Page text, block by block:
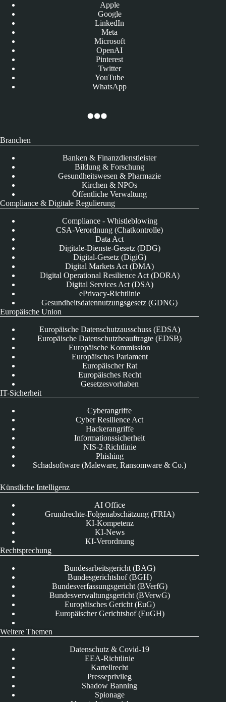
Apple
Google
LinkedIn
Meta
Microsoft
OpenAI
Pinterest
Twitter
YouTube
WhatsApp
Branchen
Banken & Finanzdienstleister
Bildung & Forschung
Gesundheitswesen & Pharmazie
Kirchen & NPOs
Öffentliche Verwaltung
Compliance & Digitale Regulierung
Compliance - Whistleblowing
CSA-Verordnung (Chatkontrolle)
Data Act
Digitale-Dienste-Gesetz (DDG)
Digital-Gesetz (DigiG)
Digital Markets Act (DMA)
Digital Operational Resilience Act (DORA)
Digital Services Act (DSA)
ePrivacy-Richtlinie
Gesundheitsdatennutzungsgesetz (GDNG)
Europäische Union
Europäische Datenschutzausschuss (EDSA)
Europäische Datenschutzbeauftragte (EDSB)
Europäische Kommission
Europäisches Parlament
Europäischer Rat
Europäisches Recht
Gesetzesvorhaben
IT-Sicherheit
Cyberangriffe
Cyber Resilience Act
Hackerangriffe
Informationssicherheit
NIS-2-Richtlinie
Phishing
Schadsoftware (Maleware, Ransomware & Co.)
Künstliche Intelligenz
AI Office
Grundrechte-Folgenabschätzung (FRIA)
KI-Kompetenz
KI-News
KI-Verordnung
Rechtsprechung
Bundesarbeitsgericht (BAG)
Bundesgerichtshof (BGH)
Bundesverfassungsgericht (BVerfG)
Bundesverwaltungsgericht (BVerwG)
Europäisches Gericht (EuG)
Europäischer Gerichtshof (EuGH)
Weitere Themen
Datenschutz & Covid-19
EEA-Richtlinie
Kartellrecht
Presseprivileg
Shadow Banning
Spionage